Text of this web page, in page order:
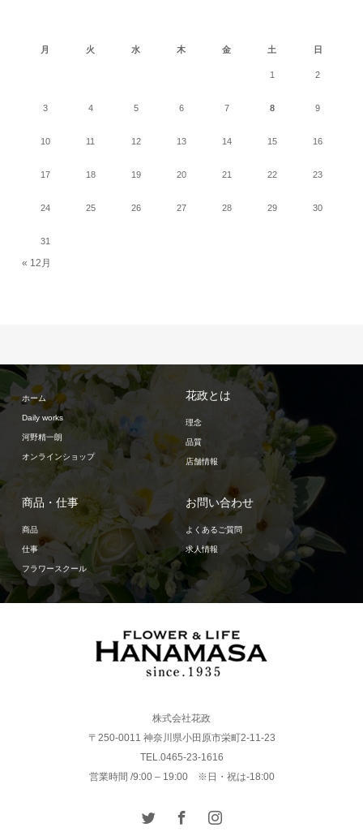
月
火 水 木 金 土 日
1 2
3 4 5 6 7 8 9
10 11 12 13 14 15 16
17 18 19 20 21 22 23
24 25 26 27 28 29 30
31
« 12月
ホーム
Daily works
河野精一朗
オンラインショップ
花政とは
理念
品質
店舗情報
商品・仕事
商品
仕事
フラワースクール
お問い合わせ
よくあるご質問
求人情報
株式会社花政
〒250-0011 神奈川県小田原市栄町2-11-23
TEL.0465-23-1616
営業時間 /9:00 – 19:00 ※日・祝は-18:00